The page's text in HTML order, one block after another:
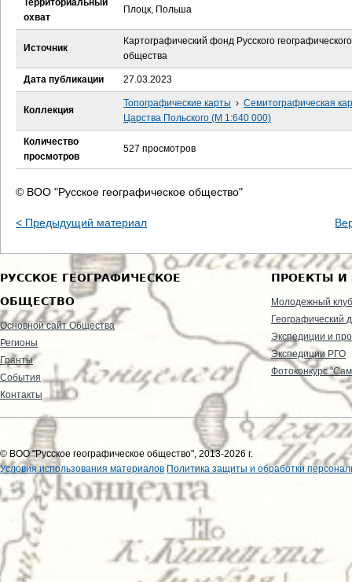
д
е
с
ь
Территориальный
охват
Плоцк, Польша
Источник
Картографический фонд Русского географического
общества
Дата публикации 27.03.2023
Коллекция
Топографические карты › Семитографическая
Царства Польского (М 1:640 000)
Количество
просмотров
527 просмотров
© ВОО "Русское географическое общество"
< Предыдущий материал
РУССКОЕ ГЕОГРАФИЧЕСКОЕ
ОБЩЕСТВО
Основной сайт Общества
Регионы
Гранты
События
Контакты
ПРОЕКТЫ И
Молодежный клуб
Географический
Экспедиции и
Экспедиции РГО
Фотоконкурс
© ВОО "Русское географическое общество", 2013-2026 г.
Условия использования материалов Политика защиты и обработки